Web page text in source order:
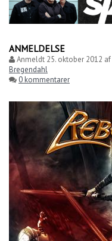
ANMELDELSE
Anmeldt 25. oktober 2012 af
Bregendahl
0 kommentarer